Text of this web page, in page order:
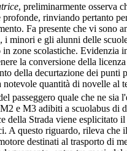
, preliminarmente osserva
profonde, rinviando pertanto
Fa presente che vi sono
i minori e gli alunni delle
zone scolastiche.
la conversione della
della decurtazione dei punti
notevole quantità di novelle
passeggero quale che ne sia
e M3 adibiti a scuolabus di
della Strada viene esplicitato
A questo riguardo, rileva che
destinati al trasporto di